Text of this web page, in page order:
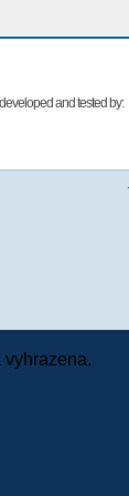
and tested by:
vyhrazena.